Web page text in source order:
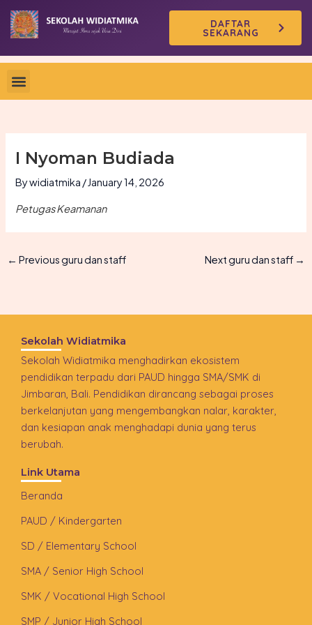
Skip
content
DAFTAR
SEKARANG
I Nyoman Budiada
Bywidiatmika /January 14, 2026
Petugas Keamanan
← Previous guru dan staff Next guru dan staff →
Sekolah Widiatmika
Sekolah Widiatmika menghadirkan ekosistem
pendidikan terpadu dari PAUD hingga SMA/SMK di
Jimbaran, Bali. Pendidikan dirancang sebagai proses
berkelanjutan yang mengembangkan nalar, karakter,
dan kesiapan anak menghadapi dunia yang terus
berubah.
Link Utama
Beranda
PAUD / Kindergarten
SD / Elementary School
SMA / Senior High School
SMK / Vocational High School
SMP / Junior High School